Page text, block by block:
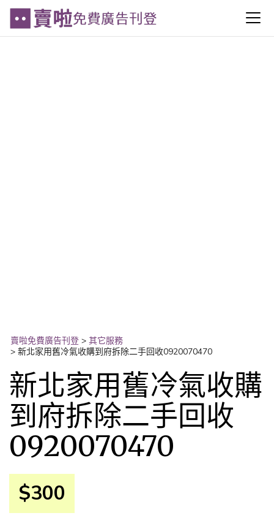
賣啦免費廣告刊登 > 其它服務
> 新北家用舊冷氣收購到府拆除二手回收0920070470
新北家用舊冷氣收購
到府拆除二手回收
0920070470
$300